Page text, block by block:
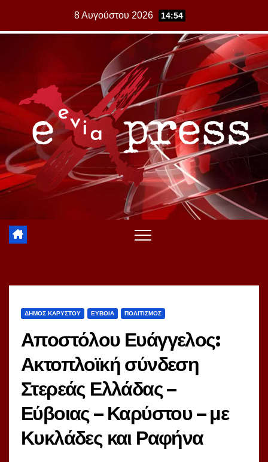
8 Αυγούστου 2026 14:54
ΔΗΜΟΣ ΚΑΡΥΣΤΟΥ ΕΥΒΟΙΑ ΠΟΛΙΤΙΣΜΟΣ
Αποστόλου Ευάγγελος:
Ακτοπλοϊκή σύνδεση
Στερεάς Ελλάδας –
Εύβοιας – Καρύστου – με
Κυκλάδες και Ραφήνα